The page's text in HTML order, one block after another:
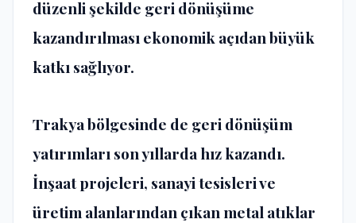
düzenli şekilde geri dönüşüme
kazandırılması ekonomik açıdan büyük
katkı sağlıyor.
Trakya bölgesinde de geri dönüşüm
yatırımları son yıllarda hız kazandı.
İnşaat projeleri, sanayi tesisleri ve
üretim alanlarından çıkan metal atıklar